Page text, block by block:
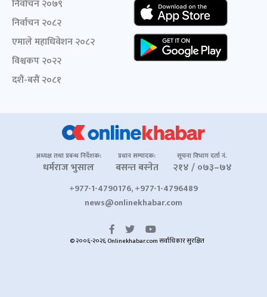
निर्वाचन २०७९
निर्वाचन २०८२
एमाले महाधिवेशन २०८२
विश्वकप २०२२
दशैं-बसैं २०८१
अध्यक्ष तथा प्रबन्ध निर्देशक:
धर्मराज भुसाल
प्रधान सम्पादक:
बसन्त बस्नेत
सूचना विभाग दर्ता नं.
२१४ / ०७३–७४
+977-1-4790176, +977-1-4796489
news@onlinekhabar.com
© २००६-२०२६ Onlinekhabar.com सर्वाधिकार सुरक्षित